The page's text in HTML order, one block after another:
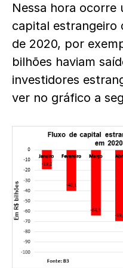
Nessa hora ocorre
capital estrangeiro
de 2020, por
bilhões haviam
investidores
ver no gráfico a